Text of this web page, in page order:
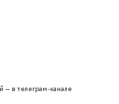
— в телеграм-канале